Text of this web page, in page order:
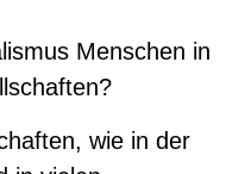
Menschen in
wie in der